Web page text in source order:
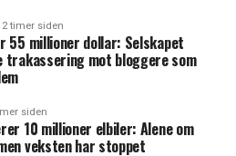
2 timer siden
55 millioner dollar: Selskapet
trakassering mot bloggere som
siden
10 millioner elbiler: Alene om
veksten har stoppet